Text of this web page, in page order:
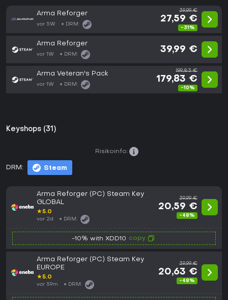
Arma Reforger
vor 5W DRM:
39,99 €
27,59 €
-31%
Arma Reforger
vor 1W DRM:
39,99 €
Arma Veteran's Pack
vor 1W DRM:
199,83 €
179,83 €
-10%
Keyshops (31)
DRM: Steam
Risikoinfo:
Arma Reforger (PC) Steam Key
GLOBAL
★5.0
vor 2d DRM:
39,99 €
20,59 €
-48%
-10% with XDD10 copy
Arma Reforger (PC) Steam Key
EUROPE
★5.0
vor 59m DRM:
39,99 €
20,63 €
-48%